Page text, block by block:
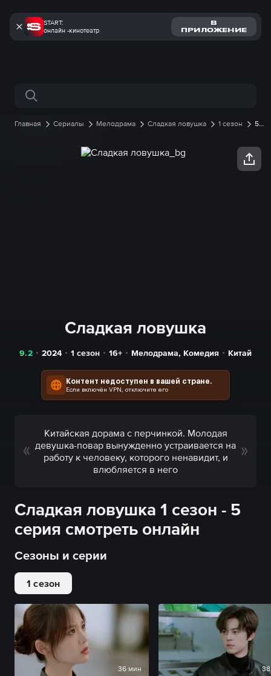
START:
онлайн -кинотеатр
В
ПРИЛОЖЕНИЕ
Поиск по сайту
Главная Сериалы Мелодрама Сладкая ловушка 1 сезон
5
Сладкая ловушка
9.2 2024 1 сезон 16+ Мелодрама, Комедия Китай
Контент недоступен в вашей стране.
Если включён VPN, отключите его
Китайская дорама с перчинкой. Молодая
девушка-повар вынужденно устраивается на
работу к человеку, которого ненавидит, и
влюбляется в него
Сладкая ловушка 1 сезон - 5
серия смотреть онлайн
Сезоны и серии
1 сезон
36 мин